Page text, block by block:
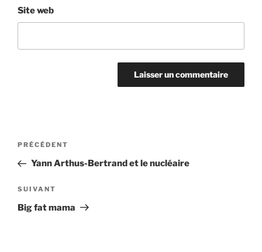
Site web
Navigation
l’article
Article
précédent
PRÉCÉDENT
Yann Arthus-Bertrand et le nucléaire
Article
suivant
SUIVANT
Big fat mama